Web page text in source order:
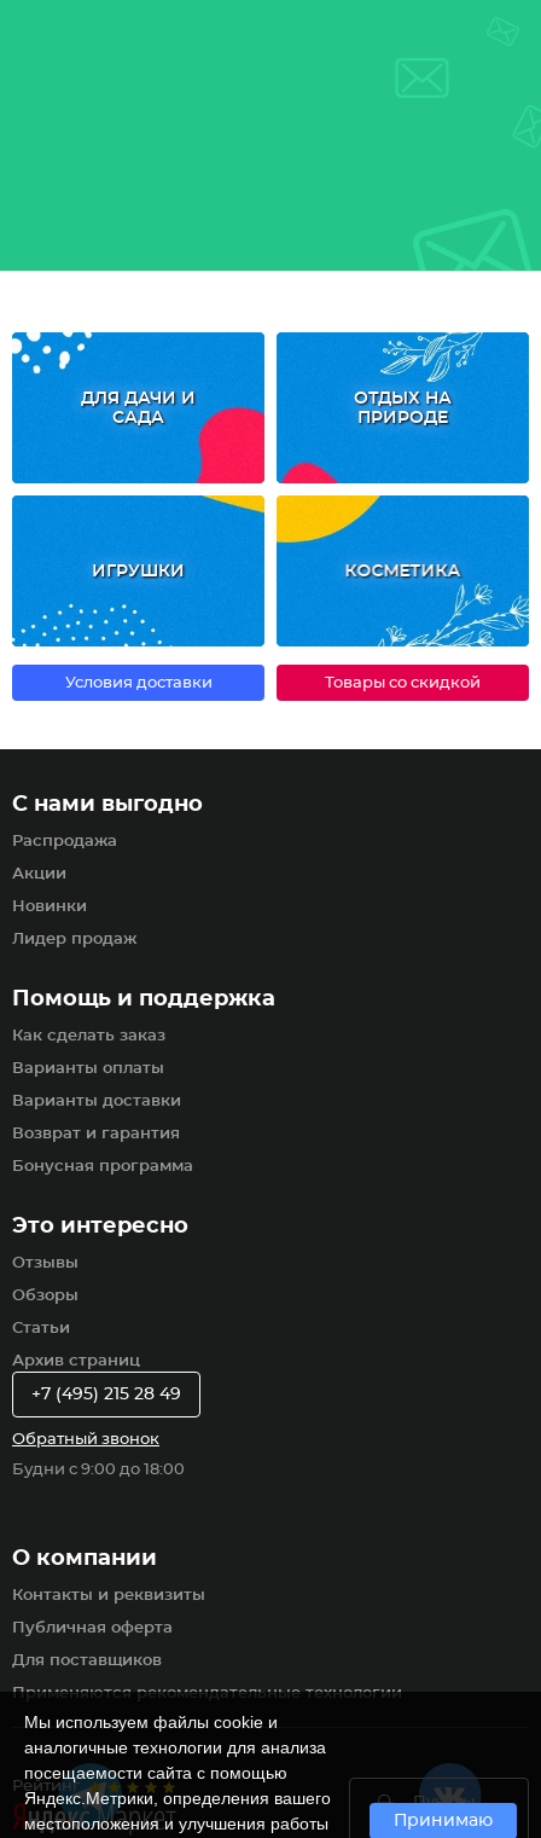
ДЛЯ ДАЧИ И
САДА
ОТДЫХ НА
ПРИРОДЕ
ИГРУШКИ КОСМЕТИКА
Условия доставки Товары со скидкой
Рейтинг
Пункты
самовывоза
Помощь и поддержка
Как сделать заказ
Варианты оплаты
Варианты доставки
Возврат и гарантия
Бонусная программа
С нами выгодно
Распродажа
Акции
Новинки
Лидер продаж
Это интересно
Отзывы
Обзоры
Статьи
Архив страниц
О компании
Контакты и реквизиты
Публичная оферта
Для поставщиков
Применяются рекомендательные технологии
+7 (495) 215 28 49
Обратный звонок
Будни с 9:00 до 18:00
Мы используем файлы cookie и
аналогичные технологии для анализа
посещаемости сайта с помощью
Яндекс.Метрики, определения вашего
местоположения и улучшения работы
Принимаю